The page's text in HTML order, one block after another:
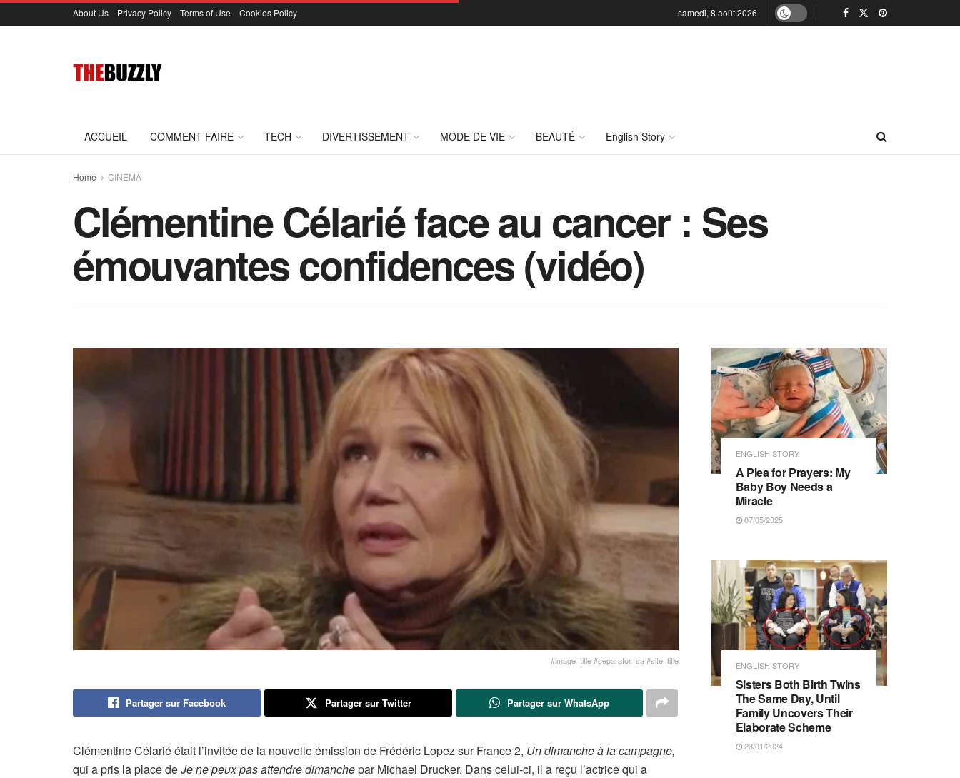
About Us Privacy Policy Terms of Use Cookies Policy samedi, 8 août 2026
ACCUEIL COMMENT FAIRE TECH DIVERTISSEMENT MODE DE VIE BEAUTÉ English Story
Home CINÉMA
Clémentine Célarié face au cancer : Ses
émouvantes confidences (vidéo)
#image_title #separator_sa #site_title
Partager sur Facebook Partager sur Twitter Partager sur WhatsApp
Clémentine Célarié était l’invitée de la nouvelle émission de Frédéric Lopez sur France 2, Un dimanche à la campagne,
qui a pris la place deJe ne peux pas attendre dimanchepar Michael Drucker. Dans celui-ci, il a reçu l’actrice qui a
ENGLISH STORY
A Plea for Prayers: My
Baby Boy Needs a
Miracle
07/05/2025
ENGLISH STORY
Sisters Both Birth Twins
The Same Day, Until
Family Uncovers Their
Elaborate Scheme
23/01/2024